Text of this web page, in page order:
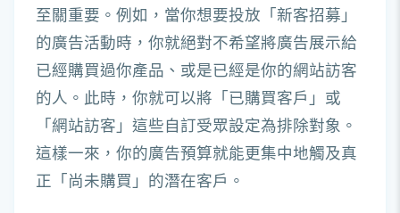
至關重要。例如，當你想要投放「新客招募」
的廣告活動時，你就絕對不希望將廣告展示給
已經購買過你產品、或是已經是你的網站訪客
的人。此時，你就可以將「已購買客戶」或
「網站訪客」這些自訂受眾設定為排除對象。
這樣一來，你的廣告預算就能更集中地觸及真
正「尚未購買」的潛在客戶。